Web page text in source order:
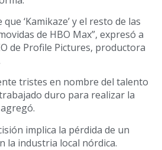
‘Kamikaze’ y el resto de las
de HBO Max”, expresó a
de Profile Pictures, productora
tristes en nombre del talento
duro para realizar la
implica la pérdida de un
la industria local nórdica.